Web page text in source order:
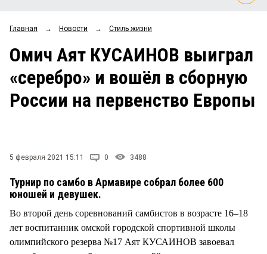
ОБЩЕСТВО
ЗАКОН
НОВОСТИ КОМПАНИЙ
Рейтинги
Блоги
Архив
Главная → Новости → Стиль жизни
Омич Аят КУСАИНОВ выиграл
«серебро» и вошёл в сборную
России на первенство Европы
5 февраля 2021 15:11 0 3488
Турнир по самбо в Армавире собрал более 600
юношей и девушек.
Во второй день соревнований самбистов в возрасте 16–18
лет воспитанник омской городской спортивной школы
олимпийского резерва №17 Аят КУСАИНОВ завоевал